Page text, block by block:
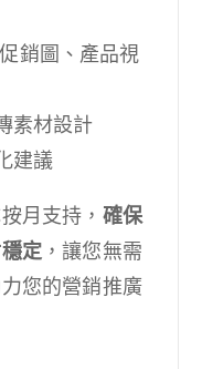
銷圖、產品視
素材設計
建議
月支持， 確保
定 ，讓您無需
您的營銷推廣